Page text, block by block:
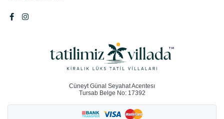
Cüneyt Günal Seyahat Acentesı
Tursab Belge No: 17392